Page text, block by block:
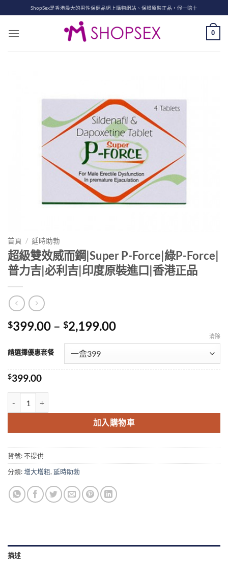
to
content
ShopSex是香港最大的男性保健品網上購物網站、保證原裝正品，假一賠十
0
首頁 / 延時助勃
超級雙效威而鋼|Super P-Force|綠P-Force|
普力吉|必利吉|印度原裝進口|香港正品
$399.00 – $2,199.00Price
through
$2,199.00
請選擇優惠套餐
清除
$399.00
加入購物車
貨號:不提供
分類:增大增粗, 延時助勃
描述